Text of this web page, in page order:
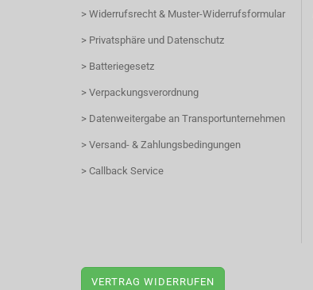
> Widerrufsrecht & Muster-Widerrufsformular
> Privatsphäre und Datenschutz
> Batteriegesetz
> Verpackungsverordnung
> Datenweitergabe an Transportunternehmen
> Versand- & Zahlungsbedingungen
> Callback Service
VERTRAG WIDERRUFEN